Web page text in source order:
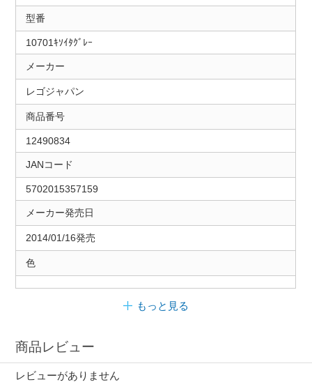
型番
10701ｷｿｲﾀｸﾞﾚｰ
メーカー
レゴジャパン
商品番号
12490834
JANコード
5702015357159
メーカー発売日
2014/01/16発売
色
もっと見る
商品レビュー
レビューがありません